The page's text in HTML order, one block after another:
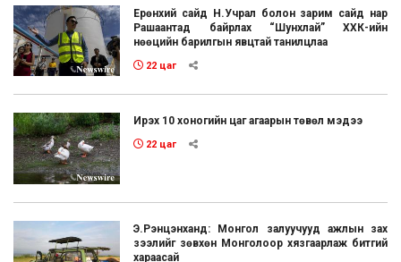
Ерөнхий сайд Н.Учрал болон зарим сайд нар
Рашаантад байрлах “Шунхлай” ХХК-ийн
нөөцийн барилгын явцтай танилцлаа
22 цаг
Ирэх 10 хоногийн цаг агаарын төвөл мэдээ
22 цаг
Э.Рэнцэнханд: Монгол залуучууд ажлын зах
зээлийг зөвхөн Монголоор хязгаарлаж битгий
хараасай